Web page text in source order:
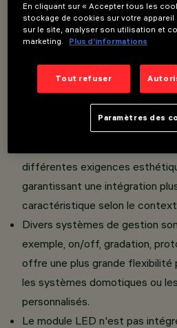
l'optique dédiée est conçue
lumière de manière
rendu lumineux continu.
L'appareil peut être installé
cadre ou dans la version
plafond grâce à un accessoire
différentes exigences
garantissant une intégration
caractéristique selon le
Divers systèmes de gestion
exemple, on/off, gradation,
offre une plus grande flexibilité
les systèmes domotiques ou
personnalisés.
Le module LED n'est pas
En cliquant sur « Accepter tous les
stockage de cookies sur votre
sur le site, analyser son utilisation et
marketing.
Plus d’informations
Tout refuser
Paramètres des